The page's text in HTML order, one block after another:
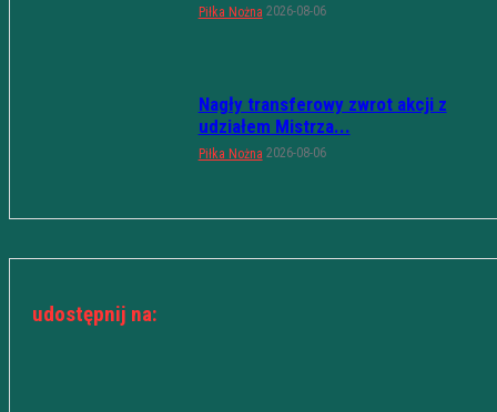
Piłka Nożna 2026-08-06
Nagły transferowy zwrot akcji z
udziałem Mistrza...
Piłka Nożna 2026-08-06
udostępnij na: